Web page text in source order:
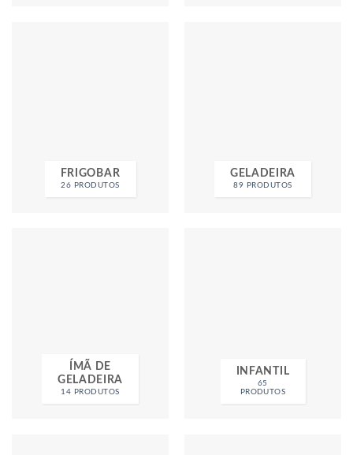
FRIGOBAR
26 PRODUTOS
GELADEIRA
89 PRODUTOS
ÍMÃ DE
GELADEIRA
14 PRODUTOS
INFANTIL
65
PRODUTOS